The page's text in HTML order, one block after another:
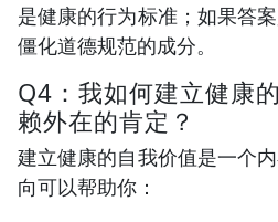
是健康的行为标准；如果答
僵化道德规范的成分。
Q4：我如何建立健康
赖外在的肯定？
建立健康的自我价值是一个
向可以帮助你：